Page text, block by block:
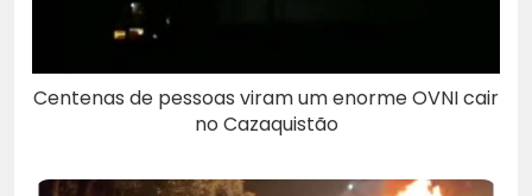
Centenas de pessoas viram um enorme OVNI cair
no Cazaquistão